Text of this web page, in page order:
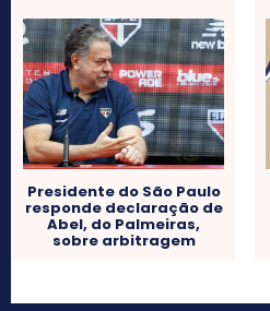
Presidente do São Paulo
responde declaração de
Abel, do Palmeiras,
sobre arbitragem